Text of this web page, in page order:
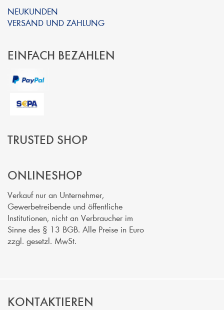
NEUKUNDEN
VERSAND UND ZAHLUNG
EINFACH BEZAHLEN
TRUSTED SHOP
ONLINESHOP
Verkauf nur an Unternehmer,
Gewerbetreibende und öffentliche
Institutionen, nicht an Verbraucher im
Sinne des § 13 BGB. Alle Preise in Euro
zzgl. gesetzl. MwSt.
KONTAKTIEREN